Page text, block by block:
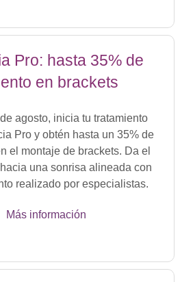
Pro: hasta 35% de
en brackets
agosto, inicia tu tratamiento
Pro y obtén hasta un 35% de
el montaje de brackets. Da el
una sonrisa alineada con
realizado por especialistas.
Más información